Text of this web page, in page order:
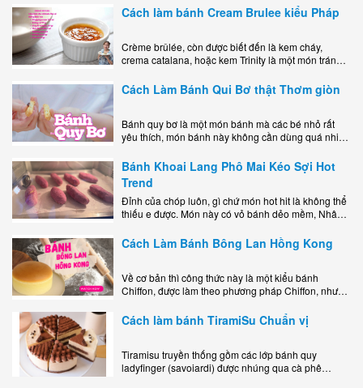
kem..
Cách làm bánh Cream Brulee kiểu Pháp
Crème brûlée, còn được biết đến là kem cháy,
crema catalana, hoặc kem Trinity là một món tráng
lớp..
Cách Làm Bánh Qui Bơ thật Thơm giòn
Bánh quy bơ là một món bánh mà các bé nhỏ rất
yêu thích, món bánh này không cần dùng quá nhiều
Bánh Khoai Lang Phô Mai Kéo Sợi Hot
Trend
Đỉnh của chóp luôn, gì chứ món hot hit là không thể
thiếu e được. Món này có vỏ bánh dẻo mềm, Nhân
Cách Làm Bánh Bông Lan Hồng Kong
Về cơ bản thì công thức này là một kiểu bánh
Chiffon, được làm theo phương pháp Chiffon, nhưng
ngon, làm..
Cách làm bánh TiramiSu Chuẩn vị
Tiramisu truyền thống gồm các lớp bánh quy
ladyfinger (savoiardi) được nhúng qua cà phê